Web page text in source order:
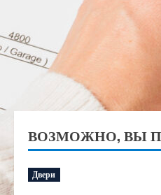
ВОЗМОЖНО, ВЫ
Двери